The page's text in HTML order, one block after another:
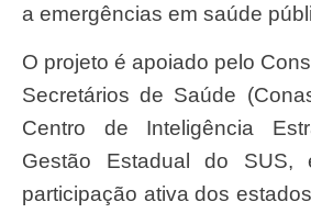
a emergências em saúde
O projeto é apoiado pelo Conselho Nacional de
Secretários de Saúde
Centro de Inteligência
Gestão Estadual do
participação ativa dos